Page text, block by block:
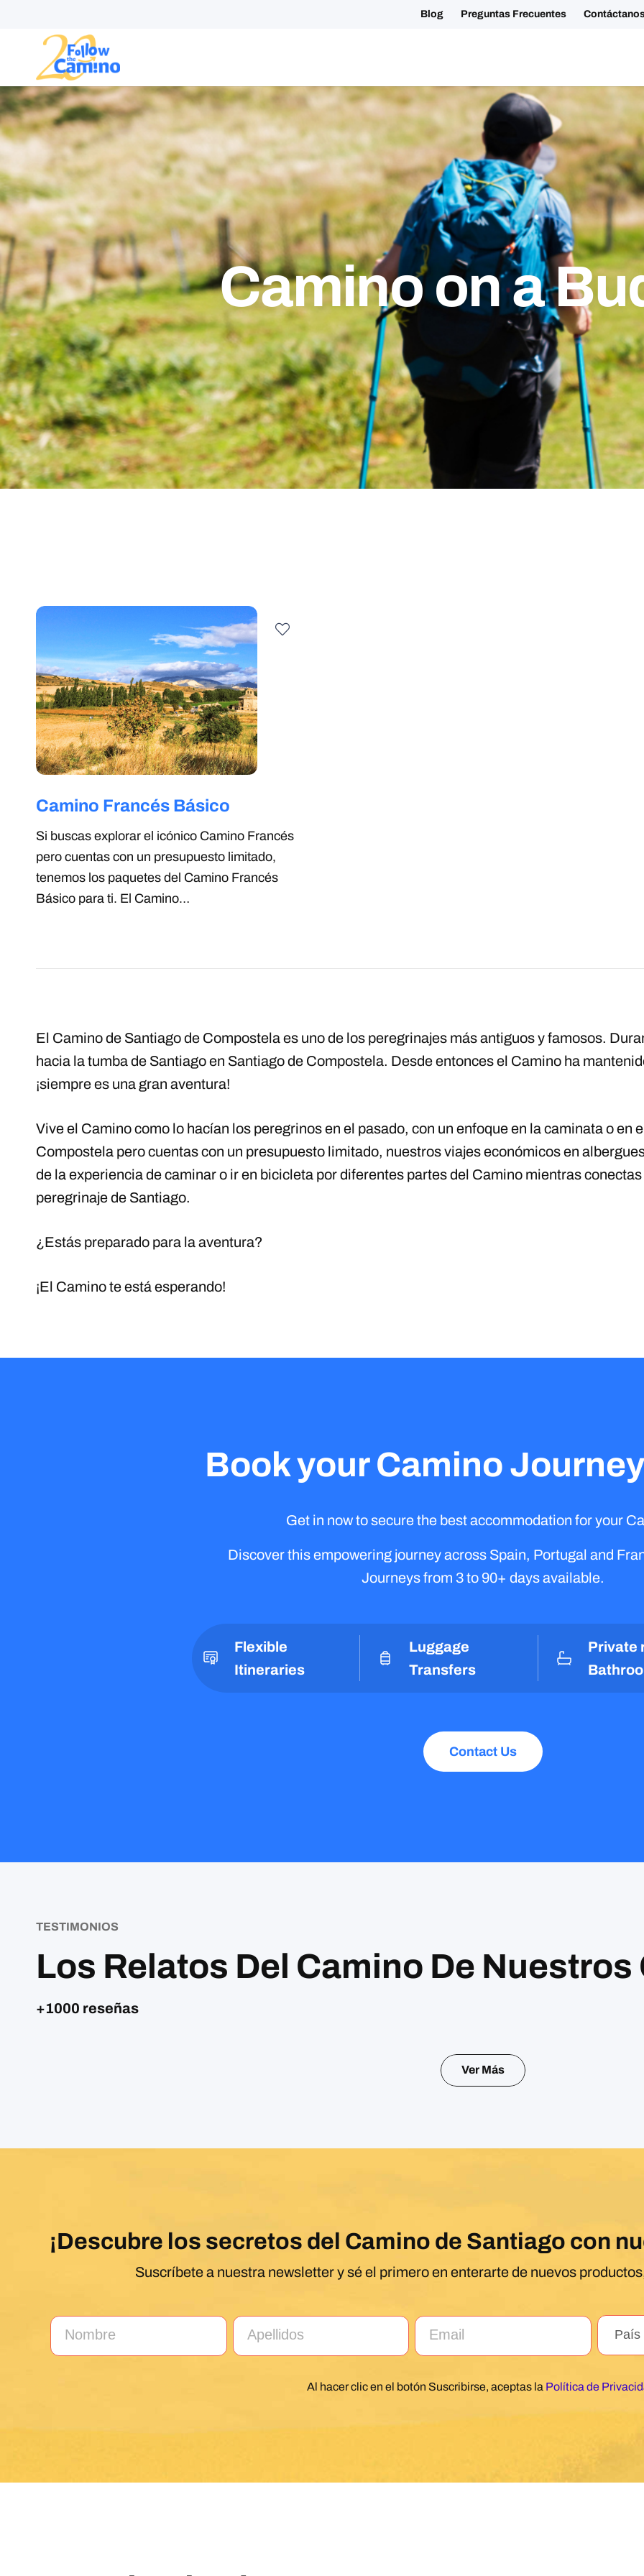
+34 881 023123 Blog Preguntas
Camino on a
Camino Francés Básico
Si buscas explorar el icónico Camino Francés
pero cuentas con un presupuesto limitado,
tenemos los paquetes del Camino Francés
Básico para ti. El Camino…
El Camino de Santiago de Compostela es uno de los peregrinajes más antiguos y famosos.
hacia la tumba de Santiago en Santiago de Compostela. Desde entonces el Camino ha
¡siempre es una gran aventura!
Vive el Camino como lo hacían los peregrinos en el pasado, con un enfoque en la caminata o en
Compostela pero cuentas con un presupuesto limitado, nuestros viajes económicos en
de la experiencia de caminar o ir en bicicleta por diferentes partes del Camino mientras
peregrinaje de Santiago.
¿Estás preparado para la aventura?
¡El Camino te está esperando!
Book your Camino
Get in now to secure the best accommodation for your
Discover this empowering journey across Spain, Portugal and
Journeys from 3 to 90+ days available.
Flexible
Itineraries
Luggage
Transfers
Private
Contact Us
TESTIMONIOS
Los Relatos Del Camino De
+1000 reseñas
Ver Más
¡Descubre los secretos del Camino de Santiago con
Suscríbete a nuestra newsletter y sé el primero en enterarte de nuevos
Al hacer clic en el botón Suscribirse, aceptas la Política de